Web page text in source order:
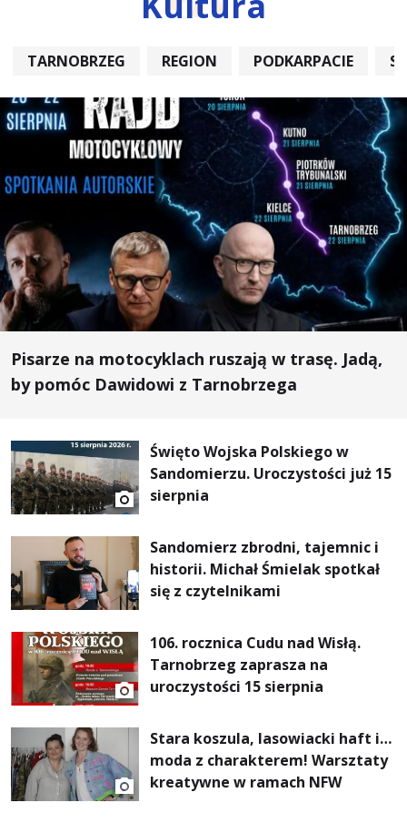
TARNOBRZEG REGION PODKARPACIE
Pisarze na motocyklach ruszają w trasę. Jadą,
by pomóc Dawidowi z Tarnobrzega
Święto Wojska Polskiego w
Sandomierzu. Uroczystości już 15
sierpnia
Sandomierz zbrodni, tajemnic i
historii. Michał Śmielak spotkał
się z czytelnikami
106. rocznica Cudu nad Wisłą.
Tarnobrzeg zaprasza na
uroczystości 15 sierpnia
Stara koszula, lasowiacki haft i…
moda z charakterem! Warsztaty
kreatywne w ramach NFW